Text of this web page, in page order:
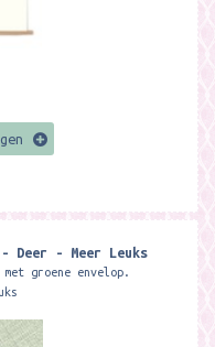
Deer - Meer Leuks
groene envelop.